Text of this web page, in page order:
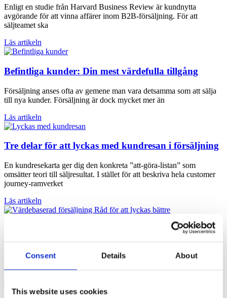
Consent Details About
This website uses cookies
Enligt en studie från Harvard Business Review är kundnytta
avgörande för att vinna affärer inom B2B-försäljning. För att
säljteamet ska
Läs artikeln
Befintliga kunder: Din mest värdefulla tillgång
Försäljning anses ofta av gemene man vara detsamma som att sälja
till nya kunder. Försäljning är dock mycket mer än
Läs artikeln
Tre delar för att lyckas med kundresan i försäljning
En kundresekarta ger dig den konkreta ”att-göra-listan” som
omsätter teori till säljresultat. I stället för att beskriva hela customer
journey-ramverket
Läs artikeln
Värdebaserad försäljning: Råd för att lyckas bättre
senare i processen. Ju senare desto större prisfokus eftersom